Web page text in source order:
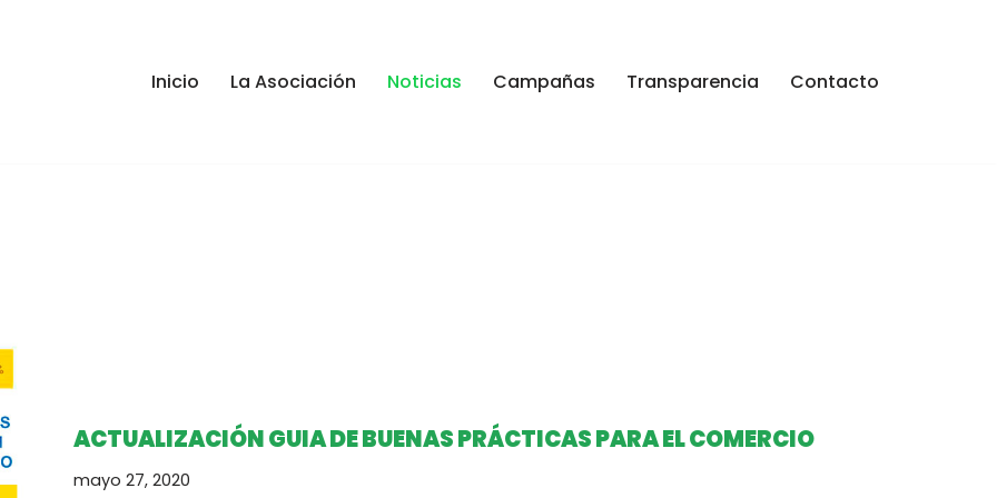
Inicio La Asociación Noticias Campañas Transparencia Contacto
ACTUALIZACIÓN GUIA DE BUENAS PRÁCTICAS PARA EL COMERCIO
mayo 27, 2020